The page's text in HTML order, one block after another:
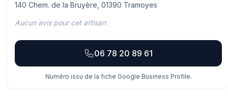
140 Chem. de la Bruyère, 01390 Tramoyes
Aucun avis pour cet artisan
06 78 20 89 61
Numéro issu de la fiche Google Business Profile.